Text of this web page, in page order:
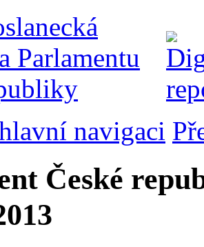
navigaci
České